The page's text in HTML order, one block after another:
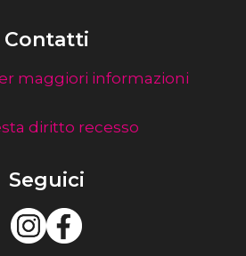
Contatti
maggiori informazioni
diritto recesso
Seguici